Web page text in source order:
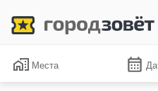
Места